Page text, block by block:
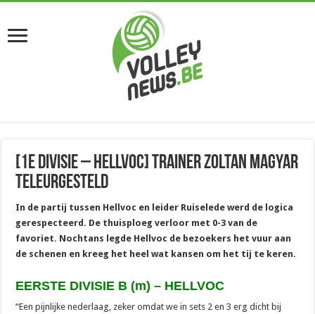
[1e divisie – Hellvoc] Trainer Zoltan Magyar
teleurgesteld
In de partij tussen Hellvoc en leider Ruiselede werd de logica
gerespecteerd. De thuisploeg verloor met 0-3 van de
favoriet. Nochtans legde Hellvoc de bezoekers het vuur aan
de schenen en kreeg het heel wat kansen om het tij te keren.
EERSTE DIVISIE B (m) – HELLVOC
“Een pijnlijke nederlaag, zeker omdat we in sets 2 en 3 erg dicht bij